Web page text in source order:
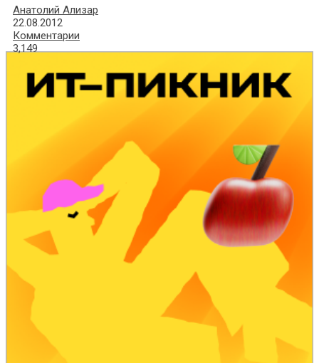
Анатолий Ализар
22.08.2012
Комментарии
3,149